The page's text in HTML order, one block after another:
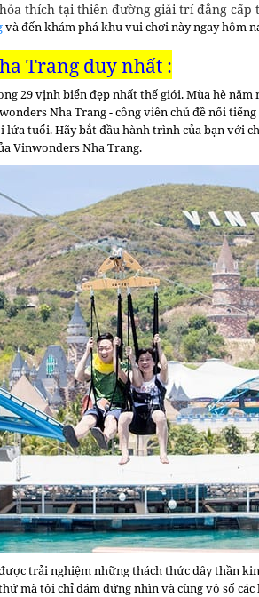
thích tại thiên đường giải trí đẳng
và đến khám phá khu vui chơi này ngay hôm
Trang duy nhất :
29 vịnh biển đẹp nhất thế giới. Mùa hè năm
Nha Trang - công viên chủ đề nổi
lứa tuổi. Hãy bắt đầu hành trình của bạn với
Vinwonders Nha Trang.
trải nghiệm những thách thức dây thần
mà tôi chỉ dám đứng nhìn và cùng vô số